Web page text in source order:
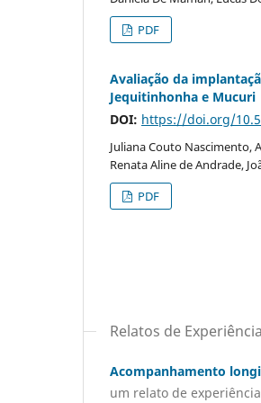
PDF
Avaliação da
Jequitinhonha e Mucuri
DOI: https://doi.org/
Juliana Couto Nascimento,
Renata Aline de Andrade,
PDF
Relatos de Experiência
Acompanhamento
um relato de experiência